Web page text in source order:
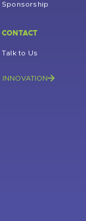
Sponsorship
CONTACT
Talk to Us
INNOVATION